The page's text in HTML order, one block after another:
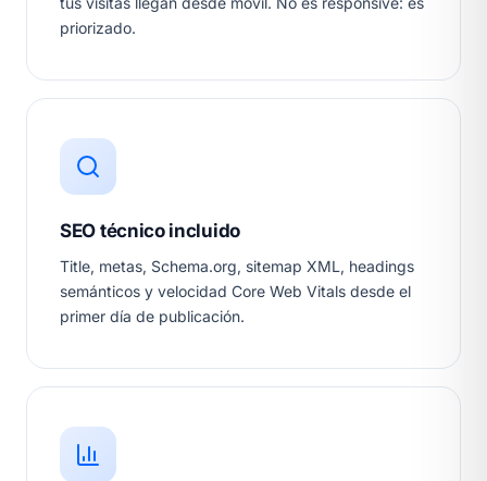
priorizado.
SEO técnico incluido
Title, metas, Schema.org, sitemap XML, headings
semánticos y velocidad Core Web Vitals desde el
primer día de publicación.